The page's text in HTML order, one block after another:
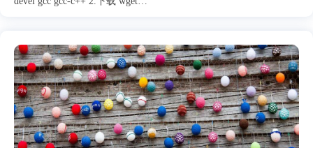
./config --prefix=/usr/local/openssl make && make install 备份原文件
mv /usr/bin/openssl /usr/bin/openssl.bak 创建软链接 ln -sf
/usr/local/openssl/bin/openssl /usr/bin/openssl echo
"/usr/local/openssl/lib" >> /etc/ld.so.conf ldconf....